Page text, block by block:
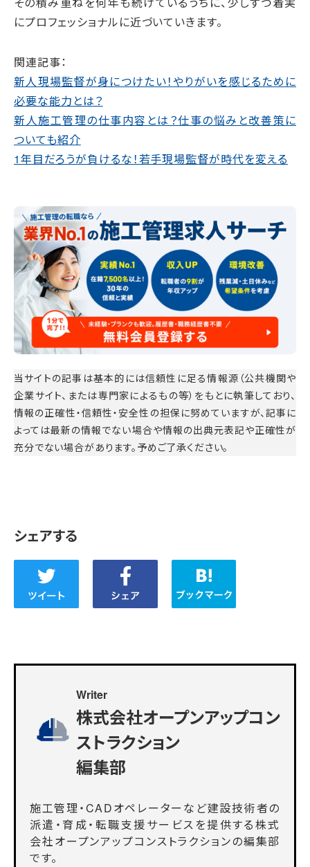
にプロフェッショナルに近づいていきます。
関連記事：
新人現場監督が身につけたい！やりがいを感じるために
必要な能力とは？
新人施工管理の仕事内容とは？仕事の悩みと改善策に
ついても紹介
1年目だろうが負けるな！若手現場監督が時代を変える
当サイトの記事は基本的には信頼性に足る情報源（公共機関や
企業サイト、または専門家によるもの等）をもとに執筆しており、
情報の正確性・信頼性・安全性の担保に努めていますが、記事に
よっては最新の情報でない場合や情報の出典元表記や正確性が
充分でない場合があります。予めご了承ください。
シェアする
Writer
株式会社オープンアップコン
ストラクション
編集部
施工管理・CADオペレーターなど建設技術者の
派遣・育成・転職支援サービスを提供する株式
会社オープンアップコンストラクションの編集部
です。